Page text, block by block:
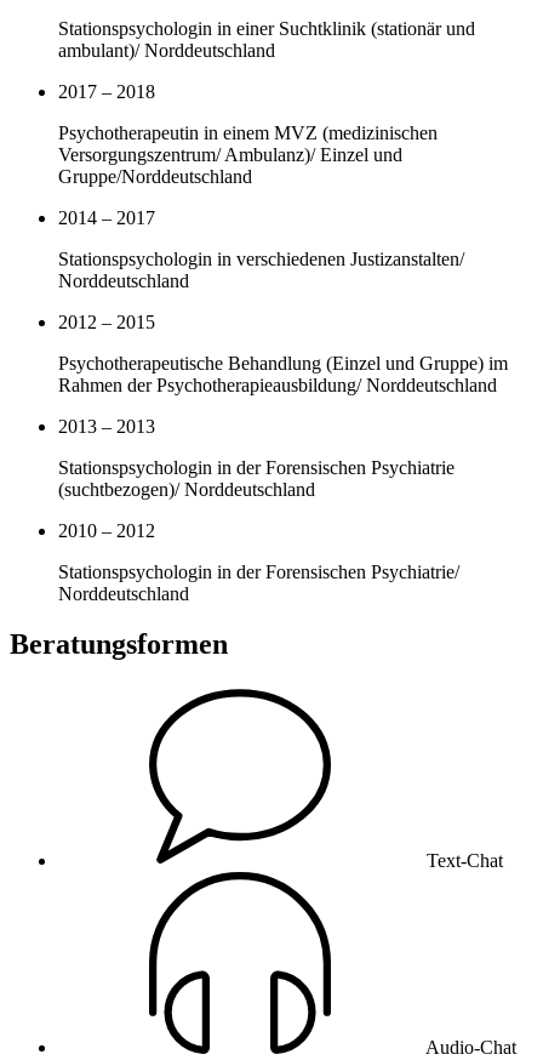
Stationspsychologin in einer Suchtklinik (stationär und
ambulant)/ Norddeutschland
2017 – 2018
Psychotherapeutin in einem MVZ (medizinischen
Versorgungszentrum/ Ambulanz)/ Einzel und
Gruppe/Norddeutschland
2014 – 2017
Stationspsychologin in verschiedenen Justizanstalten/
Norddeutschland
2012 – 2015
Psychotherapeutische Behandlung (Einzel und Gruppe) im
Rahmen der Psychotherapieausbildung/ Norddeutschland
2013 – 2013
Stationspsychologin in der Forensischen Psychiatrie
(suchtbezogen)/ Norddeutschland
2010 – 2012
Stationspsychologin in der Forensischen Psychiatrie/
Norddeutschland
Beratungsformen
Text-Chat
Audio-Chat